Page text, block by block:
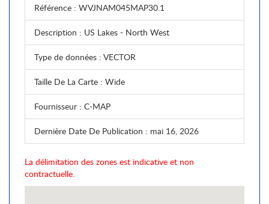
Référence : WVJNAM045MAP30.1
Description : US Lakes - North West
Type de données : VECTOR
Taille De La Carte : Wide
Fournisseur : C-MAP
Dernière Date De Publication : mai 16, 2026
La délimitation des zones est indicative et non
contractuelle.